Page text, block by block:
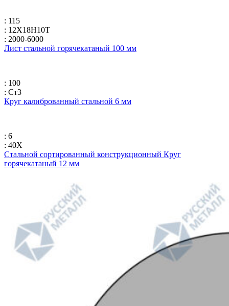
: 115
: 12Х18Н10Т
: 2000-6000
Лист стальной горячекатаный 100 мм
: 100
: Ст3
Круг калиброванный стальной 6 мм
: 6
: 40Х
Стальной сортированный конструкционный Круг
горячекатаный 12 мм